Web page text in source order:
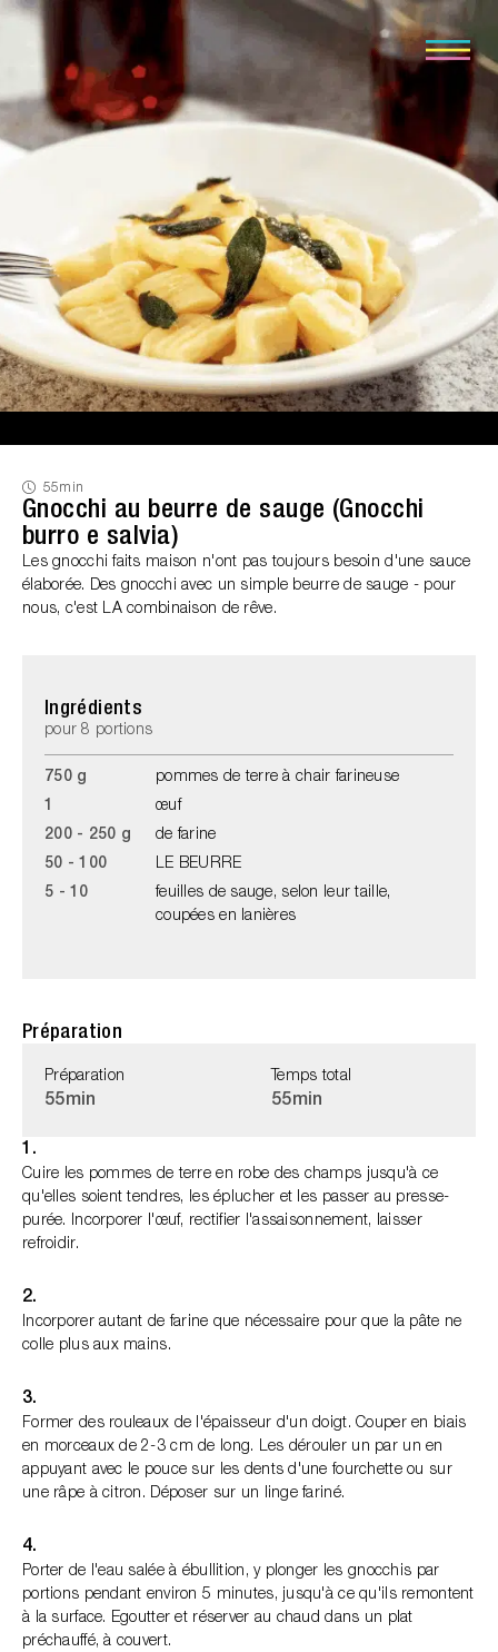
55min
Gnocchi au beurre de sauge (Gnocchi
burro e salvia)
Les gnocchi faits maison n'ont pas toujours besoin d'une sauce
élaborée. Des gnocchi avec un simple beurre de sauge - pour
nous, c'est LA combinaison de rêve.
Ingrédients
pour 8 portions
750 g
pommes de terre à chair farineuse
1
œuf
200 - 250 g
de farine
50 - 100
LE BEURRE
5 - 10
feuilles de sauge, selon leur taille,
coupées en lanières
Préparation
Préparation
55min
Temps total
55min
1.
Cuire les pommes de terre en robe des champs jusqu'à ce
qu'elles soient tendres, les éplucher et les passer au presse-
purée. Incorporer l'œuf, rectifier l'assaisonnement, laisser
refroidir.
2.
Incorporer autant de farine que nécessaire pour que la pâte ne
colle plus aux mains.
3.
Former des rouleaux de l'épaisseur d'un doigt. Couper en biais
en morceaux de 2-3 cm de long. Les dérouler un par un en
appuyant avec le pouce sur les dents d'une fourchette ou sur
une râpe à citron. Déposer sur un linge fariné.
4.
Porter de l'eau salée à ébullition, y plonger les gnocchis par
portions pendant environ 5 minutes, jusqu'à ce qu'ils remontent
à la surface. Egoutter et réserver au chaud dans un plat
préchauffé, à couvert.